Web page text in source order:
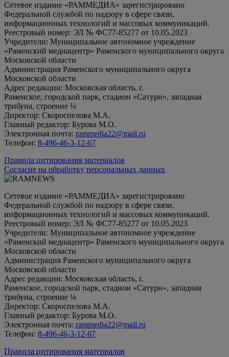
Сетевое издание «РАММЕДИА» зарегистрировано
Федеральной службой по надзору в сфере связи,
информационных технологий и массовых коммуникаций.
Реестровый номер: ЭЛ № ФС77-85277 от 10.05.2023
Учредители: Муниципальное автономное учреждение
«Раменский медиацентр» Раменского муниципального округа
Московской области
Администрация Раменского муниципального округа
Московской области
Адрес редакции: Московская область, г.
Раменское, городской парк, стадион «Сатурн», западная
трибуна, строение ¼
Директор: Скороспелова М.А.
Главный редактор: Бурова М.О.
Электронная почта: rammedia22@mail.ru
Телефон: 8-496-46-3-12-67
Правила цитирования материалов
Согласие на обработку персональных данных
Сетевое издание «РАММЕДИА» зарегистрировано
Федеральной службой по надзору в сфере связи,
информационных технологий и массовых коммуникаций.
Реестровый номер: ЭЛ № ФС77-85277 от 10.05.2023
Учредители: Муниципальное автономное учреждение
«Раменский медиацентр» Раменского муниципального округа
Московской области
Администрация Раменского муниципального округа
Московской области
Адрес редакции: Московская область, г.
Раменское, городской парк, стадион «Сатурн», западная
трибуна, строение ¼
Директор: Скороспелова М.А.
Главный редактор: Бурова М.О.
Электронная почта: rammedia22@mail.ru
Телефон: 8-496-46-3-12-67
Правила цитирования материалов